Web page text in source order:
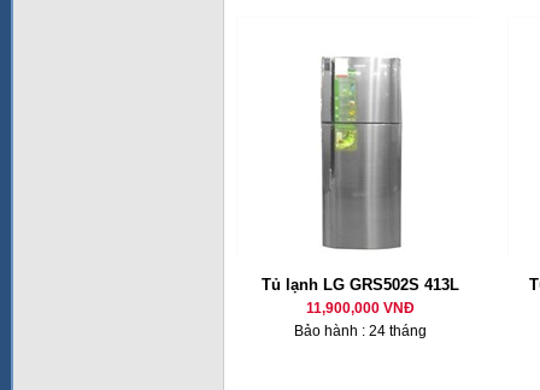
Tủ lạnh LG GRS502S 413L
11,900,000 VNĐ
Bảo hành : 24 tháng